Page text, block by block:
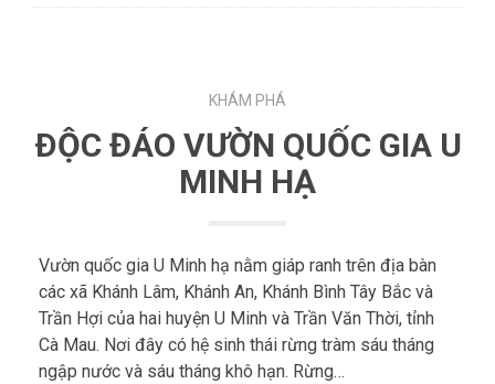
KHÁM PHÁ
ÐỘC ĐÁO VƯỜN QUỐC GIA U
MINH HẠ
Vườn quốc gia U Minh hạ nằm giáp ranh trên địa bàn
các xã Khánh Lâm, Khánh An, Khánh Bình Tây Bắc và
Trần Hợi của hai huyện U Minh và Trần Văn Thời, tỉnh
Cà Mau. Nơi đây có hệ sinh thái rừng tràm sáu tháng
ngập nước và sáu tháng khô hạn. Rừng…